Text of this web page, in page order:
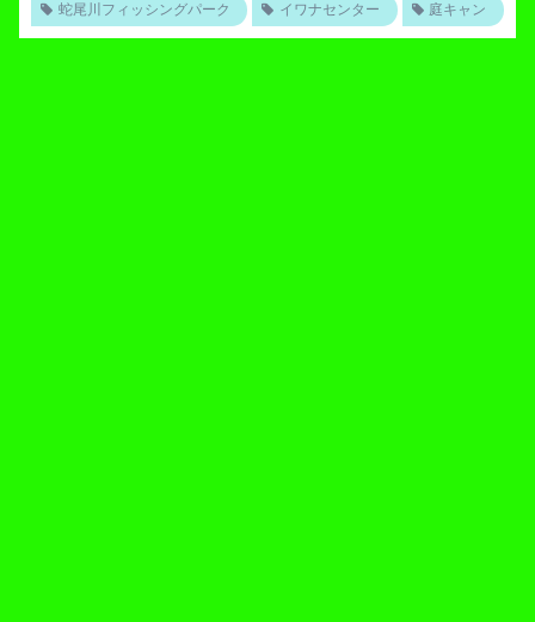
蛇尾川フィッシングパーク イワナセンター 庭キャン